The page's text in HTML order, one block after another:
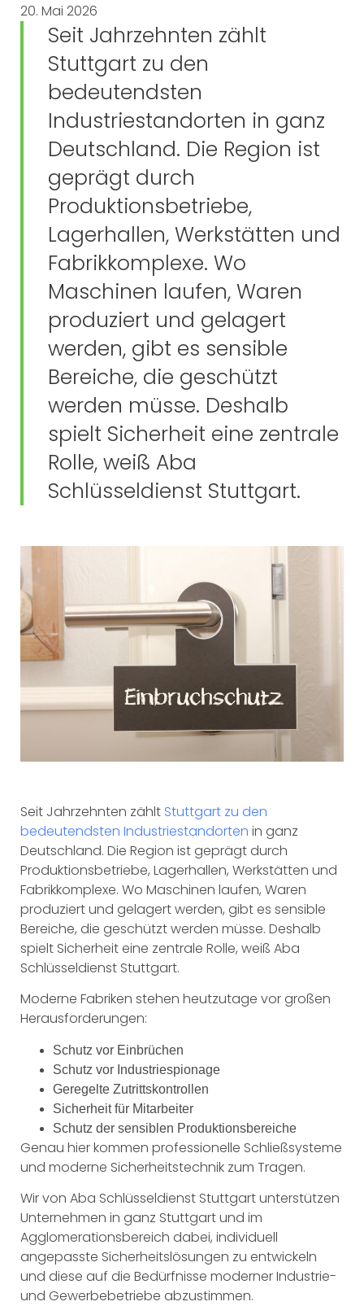
20. Mai 2026
Seit Jahrzehnten zählt
Stuttgart zu den
bedeutendsten
Industriestandorten in ganz
Deutschland. Die Region ist
geprägt durch
Produktionsbetriebe,
Lagerhallen, Werkstätten und
Fabrikkomplexe. Wo
Maschinen laufen, Waren
produziert und gelagert
werden, gibt es sensible
Bereiche, die geschützt
werden müsse. Deshalb
spielt Sicherheit eine zentrale
Rolle, weiß Aba
Schlüsseldienst Stuttgart.
Seit Jahrzehnten zählt Stuttgart zu den
bedeutendsten Industriestandorten in ganz
Deutschland. Die Region ist geprägt durch
Produktionsbetriebe, Lagerhallen, Werkstätten und
Fabrikkomplexe. Wo Maschinen laufen, Waren
produziert und gelagert werden, gibt es sensible
Bereiche, die geschützt werden müsse. Deshalb
spielt Sicherheit eine zentrale Rolle, weiß Aba
Schlüsseldienst Stuttgart.
Moderne Fabriken stehen heutzutage vor großen
Herausforderungen:
Schutz vor Einbrüchen
Schutz vor Industriespionage
Geregelte Zutrittskontrollen
Sicherheit für Mitarbeiter
Schutz der sensiblen Produktionsbereiche
Genau hier kommen professionelle Schließsysteme
und moderne Sicherheitstechnik zum Tragen.
Wir von Aba Schlüsseldienst Stuttgart unterstützen
Unternehmen in ganz Stuttgart und im
Agglomerationsbereich dabei, individuell
angepasste Sicherheitslösungen zu entwickeln
und diese auf die Bedürfnisse moderner Industrie-
und Gewerbebetriebe abzustimmen.